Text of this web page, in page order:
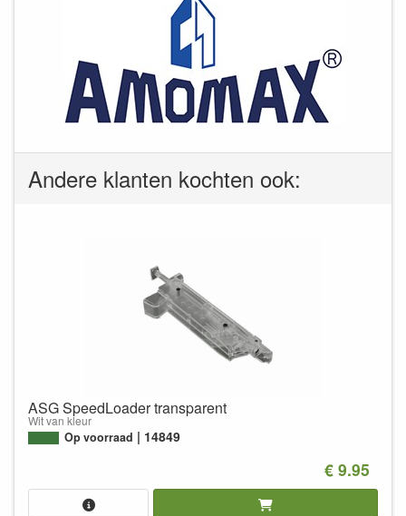
Andere klanten kochten ook:
ASG SpeedLoader transparent
Wit van kleur
Op voorraad 14849
€ 9.95